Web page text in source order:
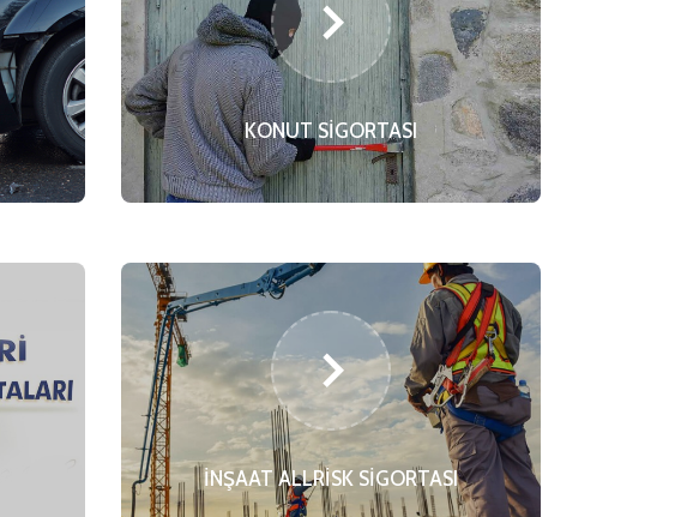
KONUT SİGORTASI
İNŞAAT ALLRİSK SİGORTASI